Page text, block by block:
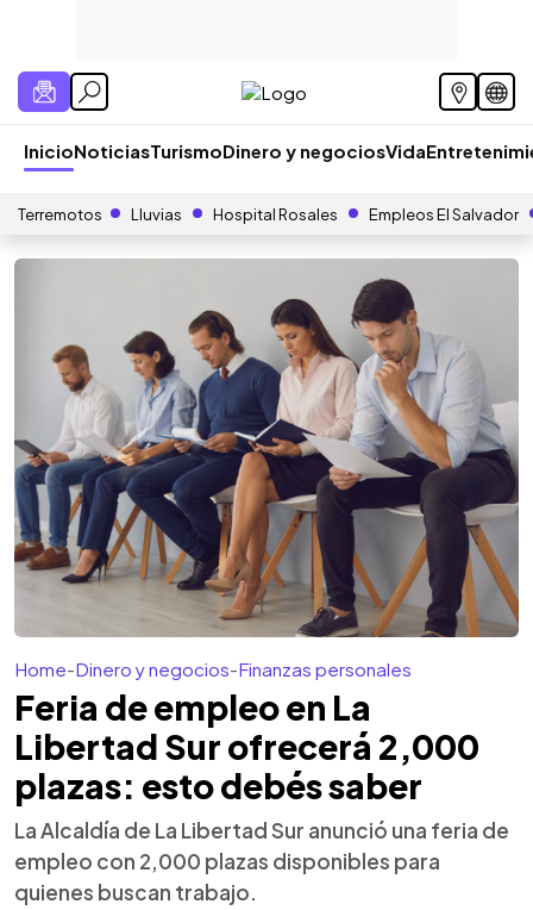
InicioNoticiasTurismoDinero y negociosVida
Terremotos Lluvias Hospital Rosales Empleos El Salvador
Home-Dinero y negocios-Finanzas personales
Feria de empleo en La
Libertad Sur ofrecerá 2,000
plazas: esto debés saber
La Alcaldía de La Libertad Sur anunció una feria de
empleo con 2,000 plazas disponibles para
quienes buscan trabajo.